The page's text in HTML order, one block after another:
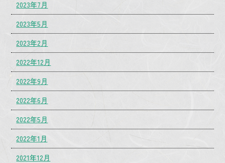
2023年7月
2023年5月
2023年2月
2022年12月
2022年9月
2022年6月
2022年5月
2022年1月
2021年12月